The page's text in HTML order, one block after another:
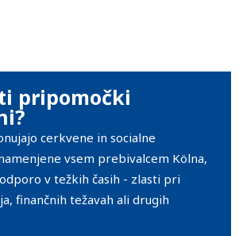
pripomočki
cerkvene in socialne
vsem prebivalcem Kölna,
v težkih časih - zlasti pri
finančnih težavah ali drugih